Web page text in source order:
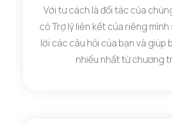
Với tư cách là đối tác của
có Trợ lý liên kết của riêng
lời các câu hỏi của bạn và giúp
nhiều nhất từ chương